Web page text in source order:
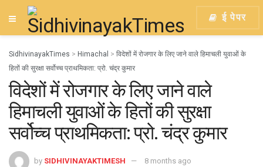
ई पेपर
SidhivinayakTimes > Himachal > विदेशों में रोजगार के लिए जाने वाले हिमाचली युवाओं के
हितों की सुरक्षा सर्वोच्च प्राथमिकता: प्रो. चंद्र कुमार
विदेशों में रोजगार के लिए जाने वाले
हिमाचली युवाओं के हितों की सुरक्षा
सर्वोच्च प्राथमिकता: प्रो. चंद्र कुमार
by SIDHIVINAYAKTIMESH 8 months ago